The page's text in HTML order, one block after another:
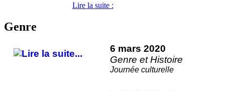
Lire la suite :
Genre
6 mars 2020
Genre et Histoire
Journée culturelle